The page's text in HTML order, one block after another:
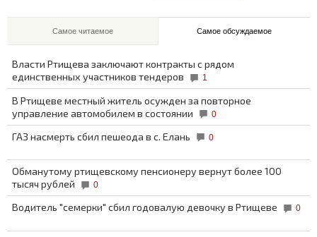
Самое читаемое Самое обсуждаемое
Власти Ртищева заключают контракты с рядом
единственных участников тендеров
1
В Ртищеве местный житель осужден за повторное
управление автомобилем в состоянии
0
ГАЗ насмерть сбил пешеода в с. Елань 0
Обманутому ртищевскому пенсионеру вернут более 100
тысяч рублей
0
Водитель "семерки" сбил годовалую девочку в Ртищеве 0